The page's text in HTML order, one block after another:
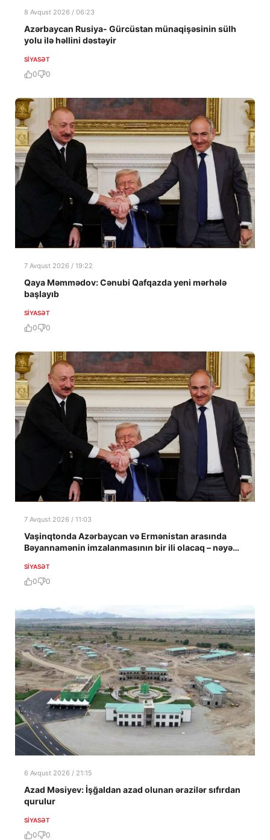
8 Avqust 2026 / 06:23
Azərbaycan Rusiya- Gürcüstan münaqişəsinin sülh
yolu ilə həllini dəstəyir
SIYASƏT
0 0
7 Avqust 2026 / 19:22
Qaya Məmmədov: Cənubi Qafqazda yeni mərhələ
başlayıb
SIYASƏT
0 0
7 Avqust 2026 / 11:03
Vaşinqtonda Azərbaycan və Ermənistan arasında
Bəyannamənin imzalanmasının bir ili olacaq – nəyə
SIYASƏT
0 0
6 Avqust 2026 / 21:15
Azad Məsiyev: İşğaldan azad olunan ərazilər sıfırdan
qurulur
SIYASƏT
0 0